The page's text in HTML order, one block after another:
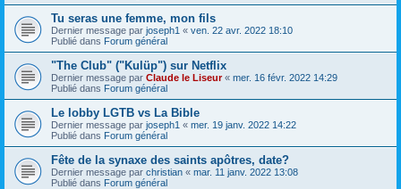
Tu seras une femme, mon fils
Dernier message par joseph1 « ven. 22 avr. 2022 18:10
Publié dans Forum général
"The Club" ("Kulüp") sur Netflix
Dernier message par Claude le Liseur« mer. 16 févr. 2022 14:29
Publié dans Forum général
Le lobby LGTB vs La Bible
Dernier message par joseph1 « mer. 19 janv. 2022 14:22
Publié dans Forum général
Fête de la synaxe des saints apôtres, date?
Dernier message par christian « mar. 11 janv. 2022 13:08
Publié dans Forum général